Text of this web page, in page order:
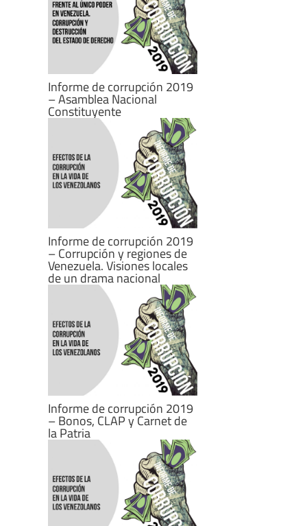
Informe de corrupción 2019
– Asamblea Nacional
Constituyente
Informe de corrupción 2019
– Corrupción y regiones de
Venezuela. Visiones locales
de un drama nacional
Informe de corrupción 2019
– Bonos, CLAP y Carnet de
la Patria